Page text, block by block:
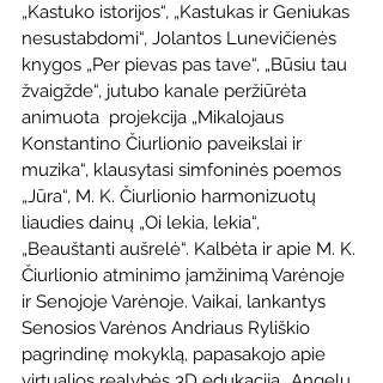
„Kastuko istorijos“, „Kastukas ir Geniukas
nesustabdomi“, Jolantos Lunevičienės
knygos „Per pievas pas tave“, „Būsiu tau
žvaigžde“, jutubo kanale peržiūrėta
animuota  projekcija „Mikalojaus
Konstantino Čiurlionio paveikslai ir
muzika“, klausytasi simfoninės poemos
„Jūra“, M. K. Čiurlionio harmonizuotų
liaudies dainų „Oi lekia, lekia“,
„Beauštanti aušrelė“. Kalbėta ir apie M. K.
Čiurlionio atminimo įamžinimą Varėnoje
ir Senojoje Varėnoje. Vaikai, lankantys
Senosios Varėnos Andriaus Ryliškio
pagrindinę mokyklą, papasakojo apie